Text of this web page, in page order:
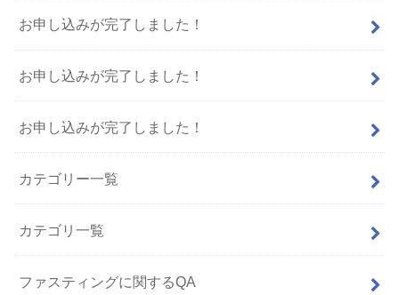
お申し込みが完了しました！
お申し込みが完了しました！
お申し込みが完了しました！
カテゴリー一覧
カテゴリ一覧
ファスティングに関するQA